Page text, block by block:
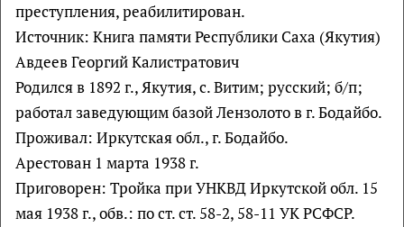
преступления, реабилитирован.
Источник: Книга памяти Республики Саха (Якутия)
Авдеев Георгий Калистратович
Родился в 1892 г., Якутия, с. Витим; русский; б/п;
работал заведующим базой Лензолото в г. Бодайбо.
Проживал: Иркутская обл., г. Бодайбо.
Арестован 1 марта 1938 г.
Приговорен: Тройка при УНКВД Иркутской обл. 15
мая 1938 г., обв.: по ст. ст. 58-2, 58-11 УК РСФСР.